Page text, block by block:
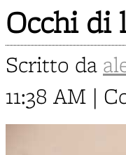
Occhi di
Scritto da
11:38 AM |